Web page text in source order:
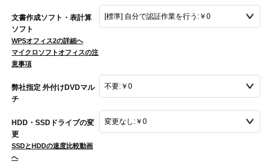
文書作成ソフト・表計算
ソフト
WPSオフィス2の詳細へ
マイクロソフトオフィスの注
意事項
弊社指定 外付けDVDマル
チ
HDD・SSDドライブの変
更
SSDとHDDの速度比較動画
へ